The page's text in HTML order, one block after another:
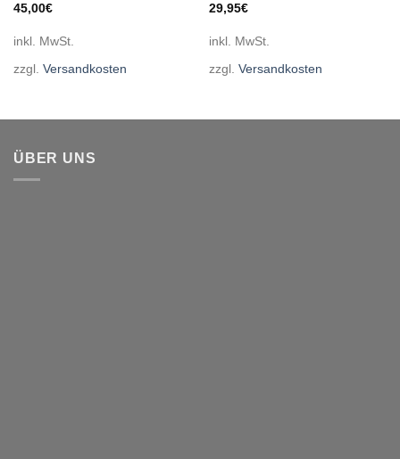
45,00€
inkl. MwSt.
zzgl. Versandkosten
29,95€
inkl. MwSt.
zzgl. Versandkosten
ÜBER UNS